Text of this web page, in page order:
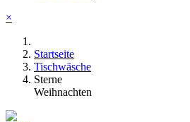
×
Startseite
Tischwäsche
Sterne
Weihnachten